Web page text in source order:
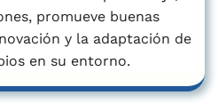
promueve buenas
y la adaptación de
en su entorno.